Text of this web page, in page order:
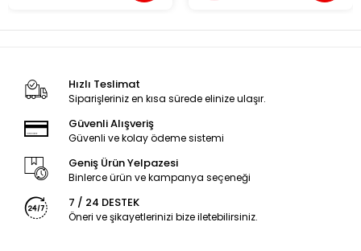
Hızlı Teslimat
Siparişleriniz en kısa sürede elinize ulaşır.
Güvenli Alışveriş
Güvenli ve kolay ödeme sistemi
Geniş Ürün Yelpazesi
Binlerce ürün ve kampanya seçeneği
7 / 24 DESTEK
Öneri ve şikayetlerinizi bize iletebilirsiniz.